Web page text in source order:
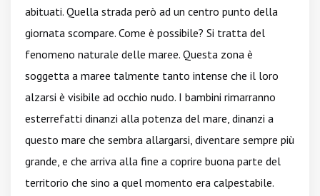
abituati. Quella strada però ad un centro punto della
giornata scompare. Come è possibile? Si tratta del
fenomeno naturale delle maree. Questa zona è
soggetta a maree talmente tanto intense che il loro
alzarsi è visibile ad occhio nudo. I bambini rimarranno
esterrefatti dinanzi alla potenza del mare, dinanzi a
questo mare che sembra allargarsi, diventare sempre più
grande, e che arriva alla fine a coprire buona parte del
territorio che sino a quel momento era calpestabile.